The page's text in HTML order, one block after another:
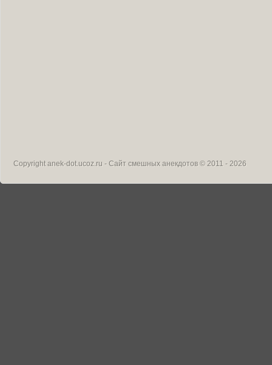
Copyrightanek-dot.ucoz.ru - Сайт смешных анекдотов © 2011 - 2026